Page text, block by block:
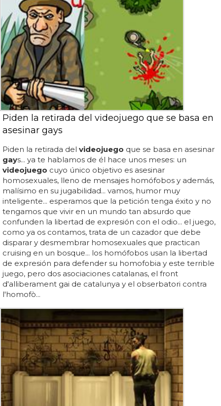
Piden la retirada del videojuego que se basa en
asesinar gays
Piden la retirada del videojuego que se basa en asesinar
gays... ya te hablamos de él hace unos meses: un
videojuego cuyo único objetivo es asesinar
homosexuales, lleno de mensajes homófobos y además,
malísimo en su jugabilidad... vamos, humor muy
inteligente... esperamos que la petición tenga éxito y no
tengamos que vivir en un mundo tan absurdo que
confunden la libertad de expresión con el odio... el juego,
como ya os contamos, trata de un cazador que debe
disparar y desmembrar homosexuales que practican
cruising en un bosque... los homófobos usan la libertad
de expresión para defender su homofobia y este terrible
juego, pero dos asociaciones catalanas, el front
d'alliberament gai de catalunya y el obserbatori contra
l'homofò...